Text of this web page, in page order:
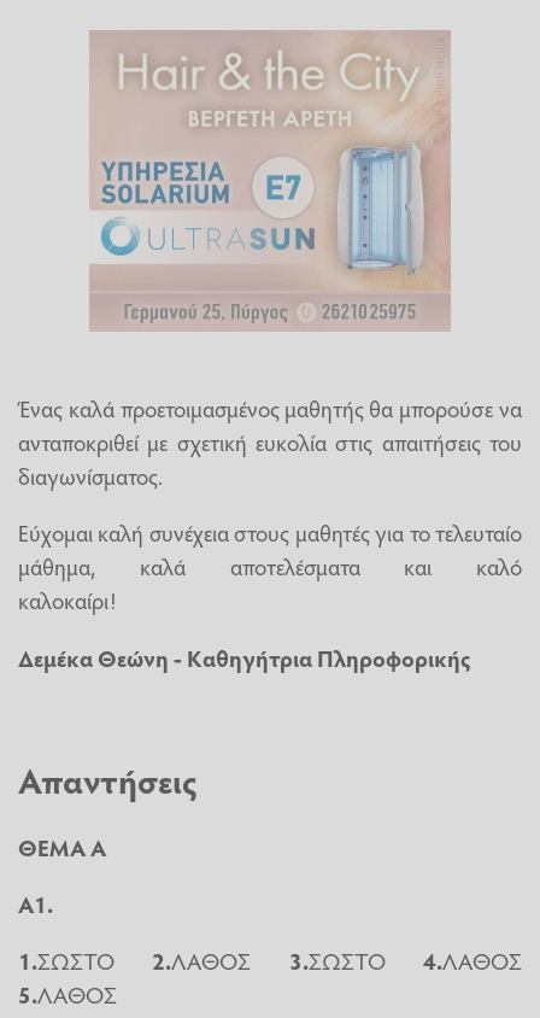
Ένας καλά προετοιμασμένος μαθητής θα μπορούσε να
ανταποκριθεί με σχετική ευκολία στις απαιτήσεις του
διαγωνίσματος.
Εύχομαι καλή συνέχεια στους μαθητές για το τελευταίο
μάθημα, καλά αποτελέσματα και καλό
καλοκαίρι!
Δεμέκα Θεώνη - Καθηγήτρια Πληροφορικής
Απαντήσεις
ΘΕΜΑ Α
Α1.
1.ΣΩΣΤΟ 2.ΛΑΘΟΣ 3.ΣΩΣΤΟ4.ΛΑΘΟΣ
5.ΛΑΘΟΣ